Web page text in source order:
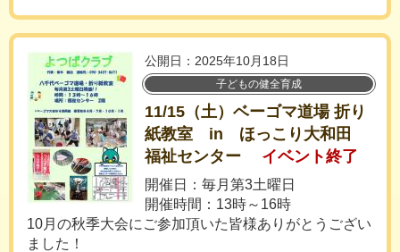
公開日：2025年10月18日
子どもの健全育成
11/15（土）ベーゴマ道場 折り
紙教室 in ほっこり大和田
福祉センター
イベント終了
開催日：毎月第3土曜日
開催時間：13時～16時
10月の秋季大会にご参加頂いた皆様ありがとうござい
ました！